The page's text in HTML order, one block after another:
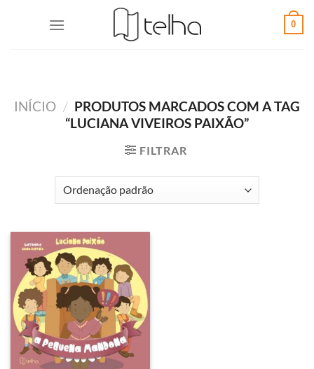
0
INÍCIO / PRODUTOS MARCADOS COM A TAG
“LUCIANA VIVEIROS PAIXÃO”
FILTRAR